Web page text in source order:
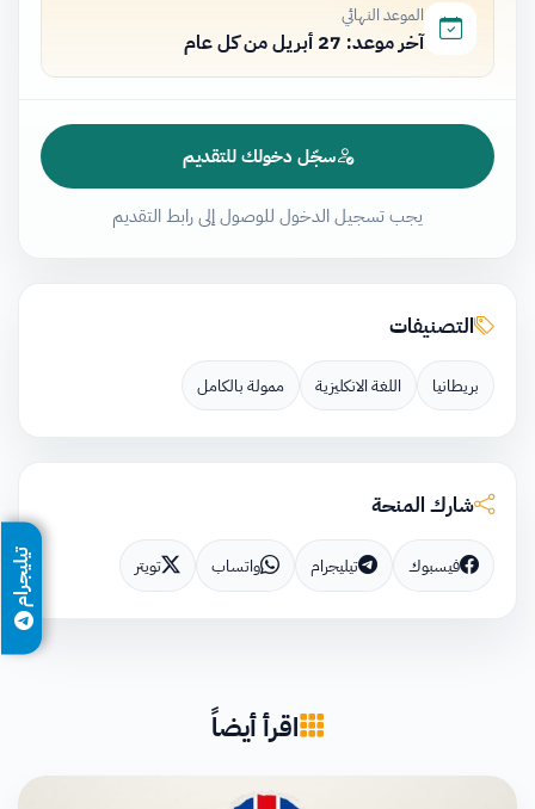
الموعد النهائي
آخر موعد: 27 أبريل من كل عام
سجّل دخولك للتقديم
يجب تسجيل الدخول للوصول إلى رابط التقديم
التصنيفات
بريطانيا اللغة الانكليزية ممولة بالكامل
شارك المنحة
فيسبوك تيليجرام واتساب تويتر
اقرأ أيضاً
تيليجرام